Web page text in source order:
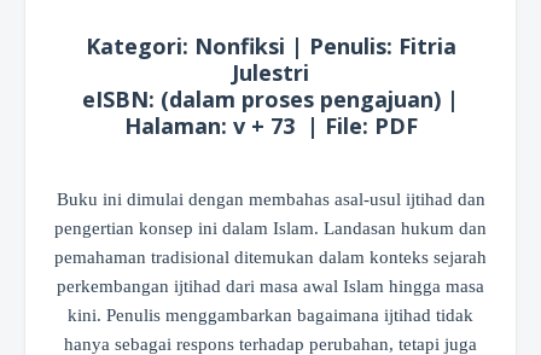
Kategori: Nonfiksi | Penulis: Fitria
Julestri
eISBN: (dalam proses pengajuan) |
Halaman: v + 73 | File: PDF
Buku ini dimulai dengan membahas asal-usul ijtihad dan
pengertian konsep ini dalam Islam. Landasan hukum dan
pemahaman tradisional ditemukan dalam konteks sejarah
perkembangan ijtihad dari masa awal Islam hingga masa
kini. Penulis menggambarkan bagaimana ijtihad tidak
hanya sebagai respons terhadap perubahan, tetapi juga